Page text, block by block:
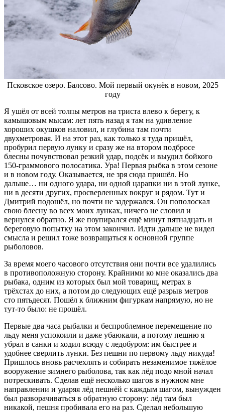
Псковское озеро. Балсово. Мой первый окунёк в новом, 2025
году
Я ушёл от всей толпы метров на триста влево к берегу, к
камышовым мысам: лет пять назад я там на удивление
хороших окушков наловил, и глубина там почти
двухметровая. И на этот раз, как только я туда пришёл,
пробурил первую лунку и сразу же на втором подбросе
блесны почувствовал резкий удар, подсёк и выудил бойкого
150-граммового полосатика. Ура! Первая рыбка в этом сезоне
и в новом году. Оказывается, не зря сюда пришёл. Но
дальше… ни одного удара, ни одной царапки ни в этой лунке,
ни в десяти других, просверленных вокруг и рядом. Тут и
Дмитрий подошёл, но почти не задержался. Он пополоскал
свою блесну во всех моих лунках, ничего не словил и
вернулся обратно. Я же поупирался ещё минут пятнадцать и
береговую попытку на этом закончил. Идти дальше не видел
смысла и решил тоже возвращаться к основной группе
рыболовов.
За время моего часового отсутствия они почти все удалились
в противоположную сторону. Крайними ко мне оказались два
рыбака, одним из которых был мой товарищ, метрах в
трёхстах до них, а потом до следующих ещё разрыв метров
сто пятьдесят. Пошёл к ближним фигуркам напрямую, но не
тут-то было: не прошёл.
Первые два часа рыбалки и беспроблемное перемещение по
льду меня успокоили и даже убаюкали, а потому пешню я
убрал в санки и ходил всюду с ледобуром: им быстрее и
удобнее сверлить лунки. Без пешни по первому льду никуда!
Пришлось вновь расчехлять и собирать незаменимое тяжёлое
вооружение зимнего рыболова, так как лёд подо мной начал
потрескивать. Сделав ещё несколько шагов в нужном мне
направлении и ударяя лёд пешнёй с каждым шагом, вынужден
был разворачиваться в обратную сторону: лёд там был
никакой, пешня пробивала его на раз. Сделал небольшую